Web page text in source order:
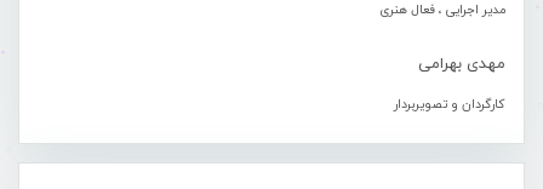
مدیر اجرایی ، فعال هنری
مهدی بهرامی
کارگردان و تصویربردار